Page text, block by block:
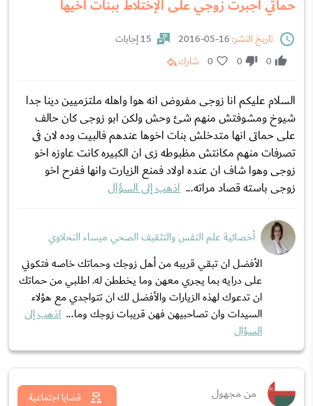
حماتي أجبرت زوجي على الإختلاط ببنات أخيها
تاريخ النشر:
15 إجابات
0
0
0 شارك
السلام عليكم انا زوجى مفروض انه هوا واهله ملتزميين دينا جدا
شيوخ ومشوفتش منهم شئ وحش ولكن ابو زوجى كان حالف
على حماتى انها متدخلش بنات اخوها عندهم فالبيت وده لان فى
تصرفات منهم مكانتش مظبوطه زى ان الكبيره كانت عاوزه اخو
زوجى وهوا شاف ان عنده اولاد فمنع الزيارت وانها ففرح اخو
زوجى باسته قصاد مراته... اذهب إلى السؤال
أخصائية علم النفس والتثقيف الصحي ميساء النحلاوي
الأفضل ان تبقي قريبه من أهل زوجك وحماتك خاصه فتكوني
على درايه بما يجري معهن وما يخططن له. اطلبي من حماتك
ان تدعوك لهذه الزيارات والأفضل لك ان تتواجدي مع هؤلاء
السيدات وان تصاحبيهن فهن قريبات زوجك وما... اذهب إلى
السؤال
من مجهول قضايا اجتماعية